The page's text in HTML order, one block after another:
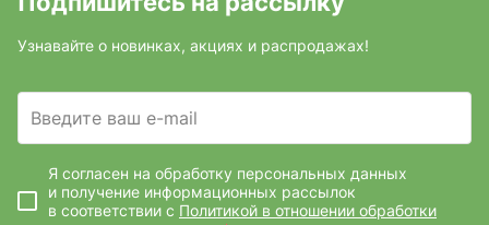
Узнавайте о новинках, акциях и распродажах!
Введите ваш e-mail
Я согласен на обработку персональных данных
и получение информационных рассылок
в соответствии с Политикой в отношении обработки